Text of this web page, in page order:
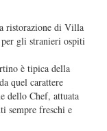
ristorazione di Villa
gli stranieri ospiti
è tipica della
quel carattere
dello Chef, attuata
sempre freschi e